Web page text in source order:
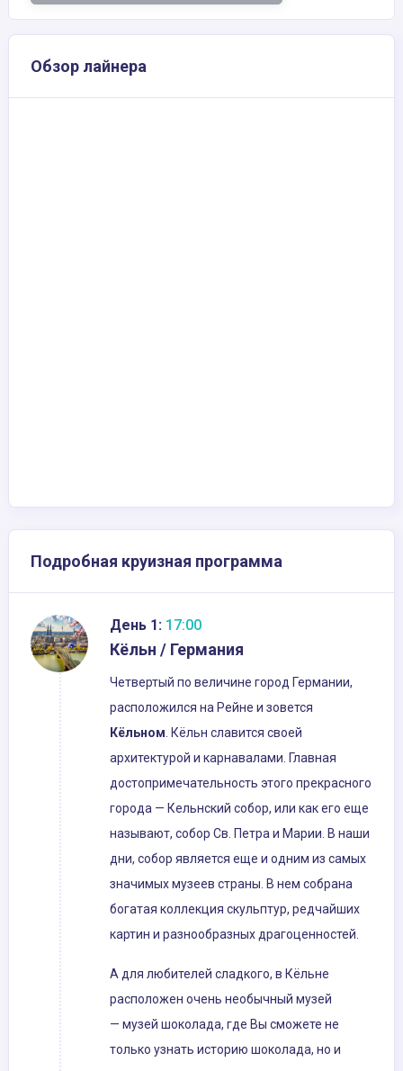
Обзор лайнера
Подробная круизная программа
День 1: 17:00
Кёльн / Германия
Четвертый по величине город Германии,
расположился на Рейне и зовется
Кёльном. Кёльн славится своей
архитектурой и карнавалами. Главная
достопримечательность этого прекрасного
города — Кельнский собор, или как его еще
называют, собор Св. Петра и Марии. В наши
дни, собор является еще и одним из самых
значимых музеев страны. В нем собрана
богатая коллекция скульптур, редчайших
картин и разнообразных драгоценностей.
А для любителей сладкого, в Кёльне
расположен очень необычный музей
— музей шоколада, где Вы сможете не
только узнать историю шоколада, но и